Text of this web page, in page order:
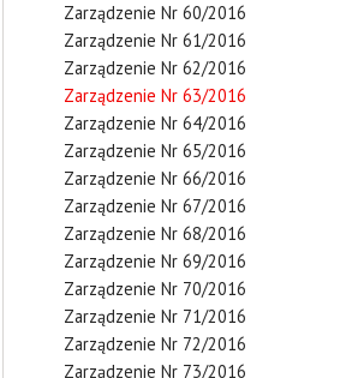
Zarządzenie Nr 60/2016
Zarządzenie Nr 61/2016
Zarządzenie Nr 62/2016
Zarządzenie Nr 63/2016
Zarządzenie Nr 64/2016
Zarządzenie Nr 65/2016
Zarządzenie Nr 66/2016
Zarządzenie Nr 67/2016
Zarządzenie Nr 68/2016
Zarządzenie Nr 69/2016
Zarządzenie Nr 70/2016
Zarządzenie Nr 71/2016
Zarządzenie Nr 72/2016
Zarządzenie Nr 73/2016